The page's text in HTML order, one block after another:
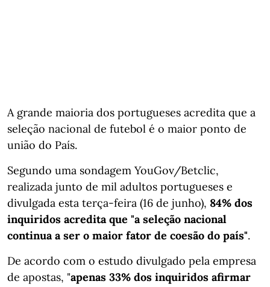
A grande maioria dos portugueses acredita que a
seleção nacional de futebol é o maior ponto de
união do País.
Segundo uma sondagem YouGov/Betclic,
realizada junto de mil adultos portugueses e
divulgada esta terça-feira (16 de junho), 84% dos
inquiridos acredita que "a seleção nacional
continua a ser o maior fator de coesão do país".
De acordo com o estudo divulgado pela empresa
de apostas, "apenas 33% dos inquiridos afirmar